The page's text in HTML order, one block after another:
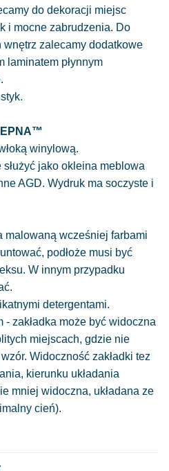
do dekoracji miejsc
i mocne zabrudzenia. Do
zalecamy dodatkowe
laminatem płynnym
winylową.
jako okleina meblowa
AGD. Wydruk ma soczyste i
malowaną wcześniej farbami
podłoże musi być
W innym przypadku
detergentami.
- zakładka może być widoczna
miejscach, gdzie nie
Widoczność zakładki tez
kierunku układania
mniej widoczna, układana ze
cień).